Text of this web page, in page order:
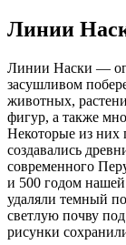
Линии
Линии Наски —
засушливом
животных,
фигур, а также
Некоторые из них
создавались
современного
и 500 годом
удаляли темный
светлую почву
рисунки